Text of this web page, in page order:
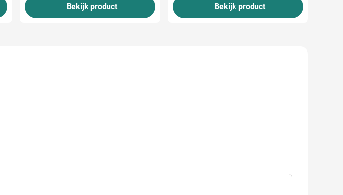
Bekijk product Bekijk product